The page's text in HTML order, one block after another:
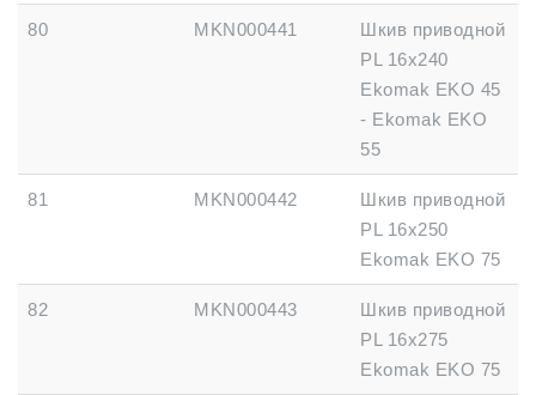
80 MKN000441
Шкив приводной
PL 16x240
Ekomak EKO 45
- Ekomak EKO
55
81 MKN000442
Шкив приводной
PL 16x250
Ekomak EKO 75
82 MKN000443
Шкив приводной
PL 16x275
Ekomak EKO 75